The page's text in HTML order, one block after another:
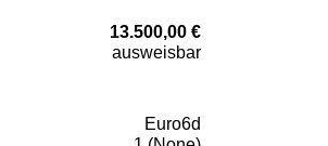
13.500,00 €
ausweisbar
Euro6d